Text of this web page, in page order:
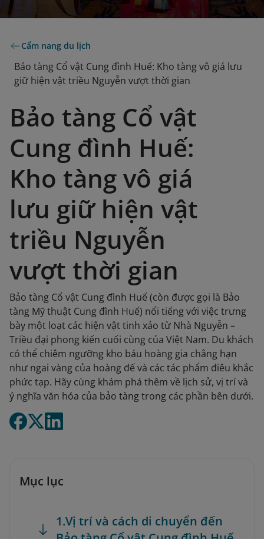
Cẩm nang du lịch
Bảo tàng Cổ vật Cung đình Huế: Kho tàng vô giá lưu
giữ hiện vật triều Nguyễn vượt thời gian
Bảo tàng Cổ vật
Cung đình Huế:
Kho tàng vô giá
lưu giữ hiện vật
triều Nguyễn
vượt thời gian
Bảo tàng Cổ vật Cung đình Huế (còn được gọi là Bảo
tàng Mỹ thuật Cung đình Huế) nổi tiếng với việc trưng
bày một loạt các hiện vật tinh xảo từ Nhà Nguyễn –
Triều đại phong kiến cuối cùng của Việt Nam. Du khách
có thể chiêm ngưỡng kho báu hoàng gia chẳng hạn
như ngai vàng của hoàng đế và các tác phẩm điêu khắc
phức tạp. Hãy cùng khám phá thêm về lịch sử, vị trí và
ý nghĩa văn hóa của bảo tàng trong các phần bên dưới.
Mục lục
1.Vị trí và cách di chuyển đến